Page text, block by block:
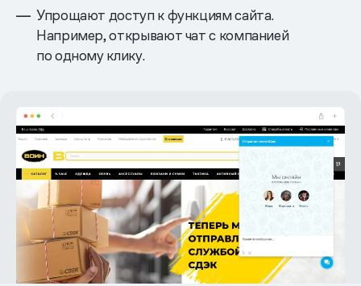
Упрощают доступ к функциям сайта.
Например, открывают чат с компанией
по одному клику.